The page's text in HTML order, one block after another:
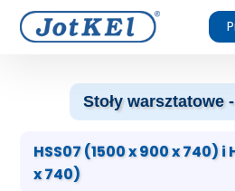
Stoły warsztatowe
HSS07 (1500 x 900 x 740) i
x 740)